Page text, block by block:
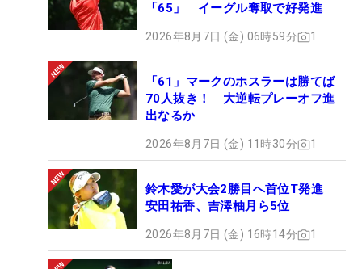
「65」 イーグル奪取で好発進
2026年8月7日 (金) 06時59分 1
「61」マークのホスラーは勝てば
70人抜き！ 大逆転プレーオフ進
出なるか
2026年8月7日 (金) 11時30分 1
鈴木愛が大会2勝目へ首位T発進
安田祐香、吉澤柚月ら5位
2026年8月7日 (金) 16時14分 1